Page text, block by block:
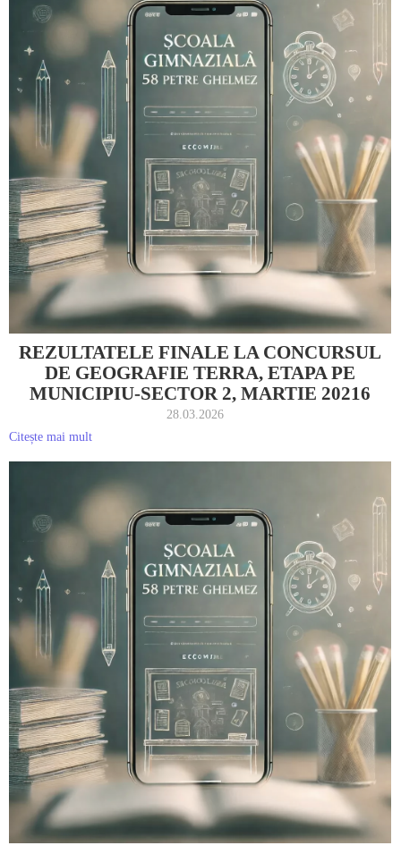
REZULTATELE FINALE LA CONCURSUL
DE GEOGRAFIE TERRA, ETAPA PE
MUNICIPIU-SECTOR 2, MARTIE 20216
28.03.2026
Citește mai mult